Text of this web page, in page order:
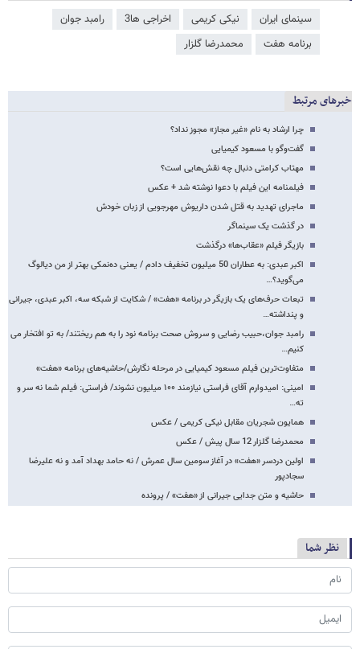
سینمای ایران نیکی کریمی اخراجی ها3
رامبد جوان
برنامه هفت
محمدرضا گلزار
خبرهای مرتبط
چرا ارشاد به نام «غیر مجاز» مجوز نداد؟
گفت‌وگو با مسعود کیمیایی
مهتاب کرامتی دنبال چه نقش‌هایی است؟
فیلمنامه این فیلم با دعوا نوشته شد + عکس
ماجرای تهدید به قتل شدن داریوش مهرجویی از زبان خودش
در گذشت یک سینماگر
بازیگر فیلم «عقاب‌ها» درگذشت
اکبر عبدی: به عطاران 50 میلیون تخفیف دادم / یعنی ده‌نمکی بهتر از من دیالوگ
می‌گوید؟…
تبعات حرف‌های یک بازیگر در برنامه «هفت» / شکایت از شبکه سه، اکبر عبدی، جیرانی
و پنداشته…
رامبد جوان،حبیب رضایی و سروش صحت برنامه نود را به هم ریختند/ به تو افتخار می
کنیم…
متفاوت‌ترین فیلم مسعود کیمیایی در مرحله نگارش/حاشیه‌های برنامه «هفت»
امینی: امیدوارم آقای فراستی نیازمند ۱۰۰ میلیون نشوند/ فراستی: فیلم شما نه سر و
ته…
همایون شجریان مقابل نیکی کریمی / عکس
محمدرضا گلزار 12 سال پیش / عکس
اولین دردسر «هفت» در آغاز سومین سال عمرش / نه حامد بهداد آمد و نه علیرضا
سجادپور
حاشیه و متن جدایی جیرانی از «هفت» / پرونده
نظر شما